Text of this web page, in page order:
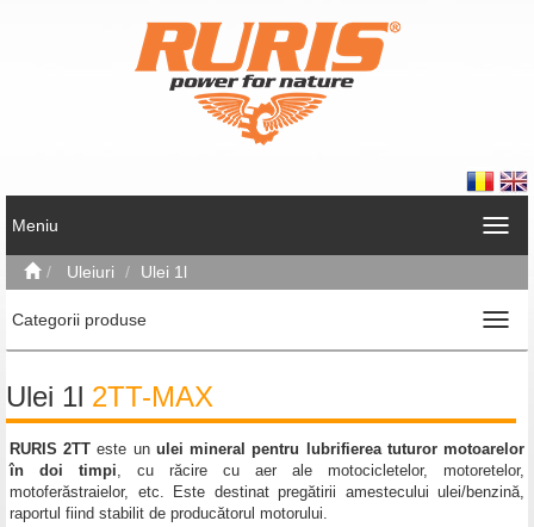
Meniu
Uleiuri Ulei 1l
Categorii produse
Ulei 1l 2TT-MAX
RURIS 2TT este un ulei mineral pentru lubrifierea tuturor motoarelor
în doi timpi, cu răcire cu aer ale motocicletelor, motoretelor,
motoferăstraielor, etc. Este destinat pregătirii amestecului ulei/benzină,
raportul fiind stabilit de producătorul motorului.